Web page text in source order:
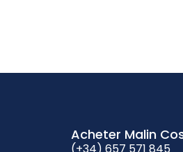
Acheter Malin